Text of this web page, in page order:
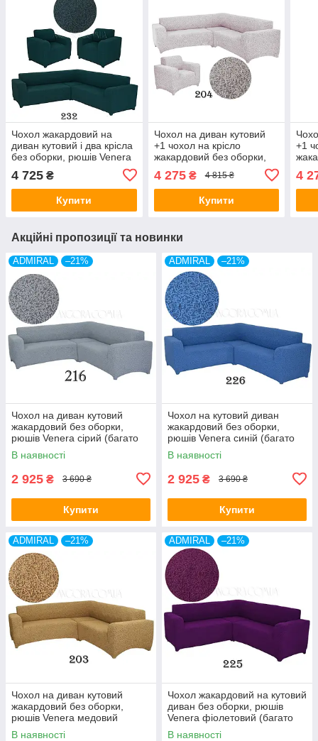
Чохол жакардовий на
диван кутовий і два крісла
без оборки, рюшів Venera
бірюза (багато кольорів)
4 725 ₴
Купити
Чохол на диван кутовий
+1 чохол на крісло
жакардовий без оборки,
рюшів Venera молочний
(багато кольорів)
4 275₴ 4 815 ₴
Купити
+1
4
Акційні пропозиції та новинки
ADMIRAL –21%
Чохол на диван кутовий
жакардовий без оборки,
рюшів Venera сірий (багато
кольорів)
В наявності
2 925 ₴ 3 690 ₴
Купити
ADMIRAL –21%
Чохол на кутовий диван
жакардовий без оборки,
рюшів Venera синій (багато
кольорів)
В наявності
2 925 ₴ 3 690 ₴
Купити
ADMIRAL –21%
Чохол на диван кутовий
жакардовий без оборки,
рюшів Venera медовий
(багато кольорів)
В наявності
ADMIRAL –21%
Чохол жакардовий на кутовий
диван без оборки, рюшів
Venera фіолетовий (багато
кольорів)
В наявності